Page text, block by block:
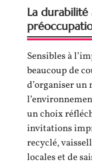
La
Sensibles à
beaucoup de
d’organiser un
un choix
invitations
recyclé,
locales et de